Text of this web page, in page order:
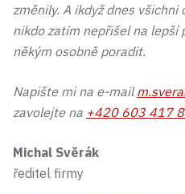
změnily. A ikdyž dnes
nikdo zatím nepřišel na lepší
někým osobně poradit.
Napište mi na e-mail
zavolejte na +420 603 417
Michal Svěrák
ředitel firmy